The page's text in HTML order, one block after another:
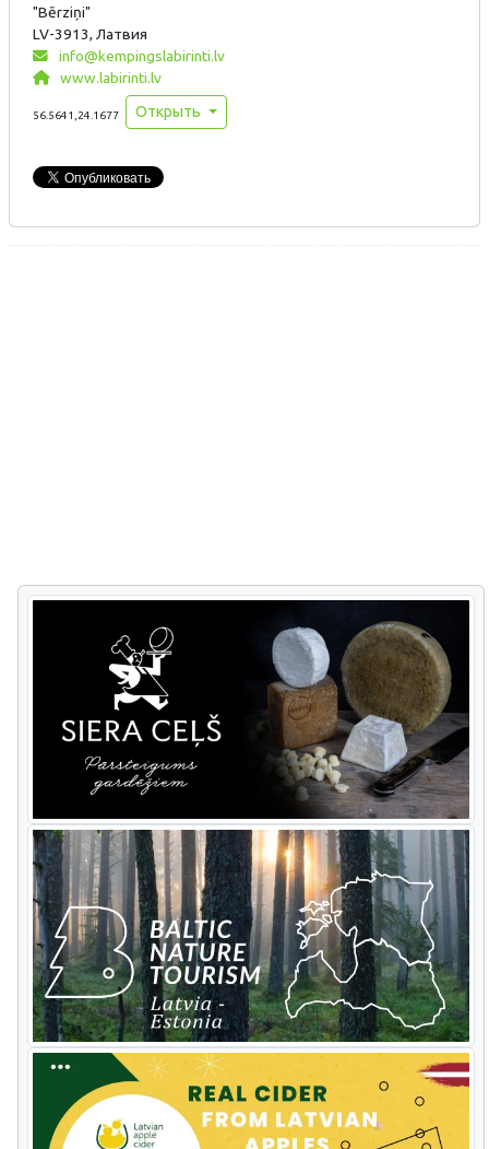
"Bērziņi"
LV-3913, Латвия
info@kempingslabirinti.lv
www.labirinti.lv
56.5641,24.1677 Открыть